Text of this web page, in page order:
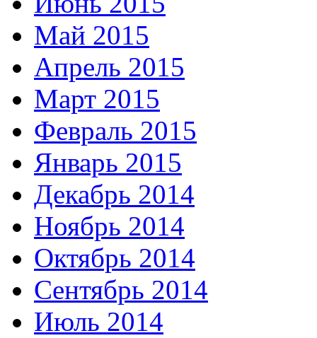
Май 2015
Апрель 2015
Март 2015
Февраль 2015
Январь 2015
Декабрь 2014
Ноябрь 2014
Октябрь 2014
Сентябрь 2014
Июль 2014